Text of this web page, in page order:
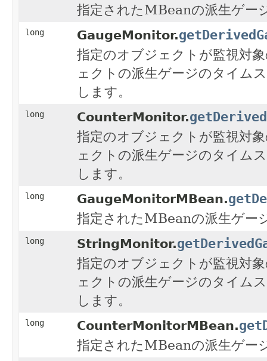
指定されたMBeanの派生ゲー
long GaugeMonitor.
指定のオブジェクトが監視対
ェクトの派生ゲージのタイム
します。
long CounterMonitor.
指定のオブジェクトが監視対
ェクトの派生ゲージのタイム
します。
long GaugeMonitorMBean.
指定されたMBeanの派生ゲー
long StringMonitor.
指定のオブジェクトが監視対
ェクトの派生ゲージのタイム
します。
long CounterMonitorMBean.
指定されたMBeanの派生ゲー